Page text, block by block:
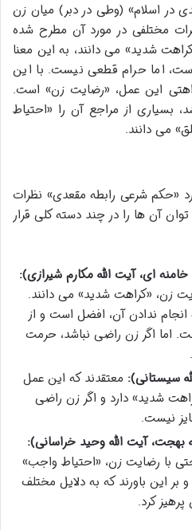
در اسلام» (وطی در دبر) میان زن
مختلفی در مورد آن مطرح شده
شدید» می دانند، به این معنا
اما حرام قطعی نیست. با این
این عمل، «رضایت زن» است.
بسیاری از مراجع آن را «احتیاط
می دانند.
«حکم شرعی رابطه مقعدی» نظرات
توان آن ها را در چند دسته کلی قرار
خامنه ای، آیت الله مکارم شیرازی):
زن، «کراهت شدید» می دانند.
ندادن آن، افضل است و از
اما اگر زن راضی نباشد، حرمت
سیستانی): معتقدند که این عمل
شدید» دارد و اگر زن راضی
نیست.
بهجت، آیت الله وحید خراسانی):
با رضایت زن، «احتیاط واجب»
بر این باورند که به دلایل مختلف
کرد.